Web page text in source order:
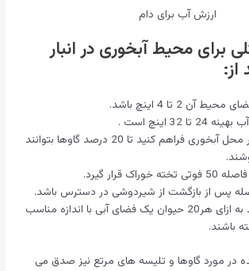
ارزش آب برای دام
برای محیط آبخوری در انبار
از:
آن 2 تا 4 اینچ باشد.
تا 32 اینچ است .
فضای کافی در محل آبخوری فراهم کنید تا 20 درصد گاوها بتوانند
قرار گیرد.
پس از بازگشت از شیردوشی در دسترس باشد.
تلیسه ها باید به ازای هر20 حیوان یک فضای آبی با اندازه مناسب
باشند.
در مورد گاوها و تلیسه های مرتع نیز صدق می